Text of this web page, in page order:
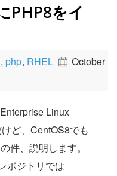
PHP8をイ
, php, RHEL
October
Linux
ど、CentOS8でも
件、説明します。
ポジトリでは